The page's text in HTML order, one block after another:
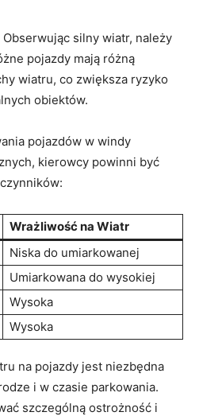
Obserwując silny ‍wiatr, należy
pojazdy mają różną
wiatru, co⁣ zwiększa ryzyko
​obiektów.
⁣pojazdów w windy
kierowcy⁤ powinni być
Wrażliwość na Wiatr
Niska do umiarkowanej
Umiarkowana do wysokiej
Wysoka
Wysoka
‍na ​pojazdy‌ jest niezbędna
i ⁤w ⁢czasie parkowania.
szczególną ostrożność⁤ i